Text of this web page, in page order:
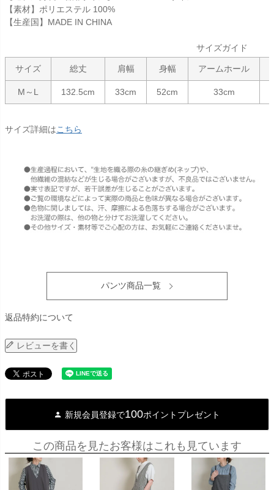
【素材】ポリエステル 100%
【生産国】MADE IN CHINA
サイズガイド
サイズ 総丈 肩幅 身幅 アームホール
M～L 132.5cm 33cm 52cm 33cm
サイズ詳細はこちら
パンツ商品一覧
返品特約について
レビューを書く
新規会員登録で100ポイントプレゼント
この商品を見たお客様はこれも見ています